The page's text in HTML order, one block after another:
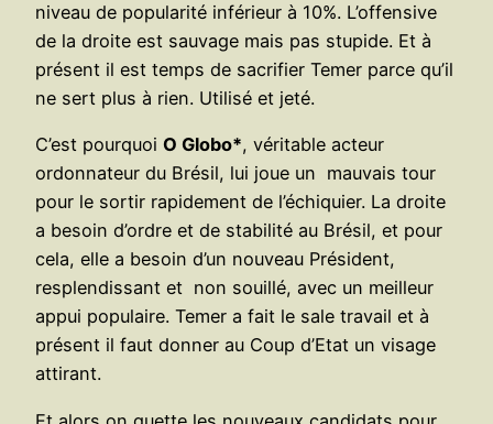
niveau de popularité inférieur à 10%. L’offensive
de la droite est sauvage mais pas stupide. Et à
présent il est temps de sacrifier Temer parce qu’il
ne sert plus à rien. Utilisé et jeté.
C’est pourquoi O Globo*, véritable acteur
ordonnateur du Brésil, lui joue un mauvais tour
pour le sortir rapidement de l’échiquier. La droite
a besoin d’ordre et de stabilité au Brésil, et pour
cela, elle a besoin d’un nouveau Président,
resplendissant et non souillé, avec un meilleur
appui populaire. Temer a fait le sale travail et à
présent il faut donner au Coup d’Etat un visage
attirant.